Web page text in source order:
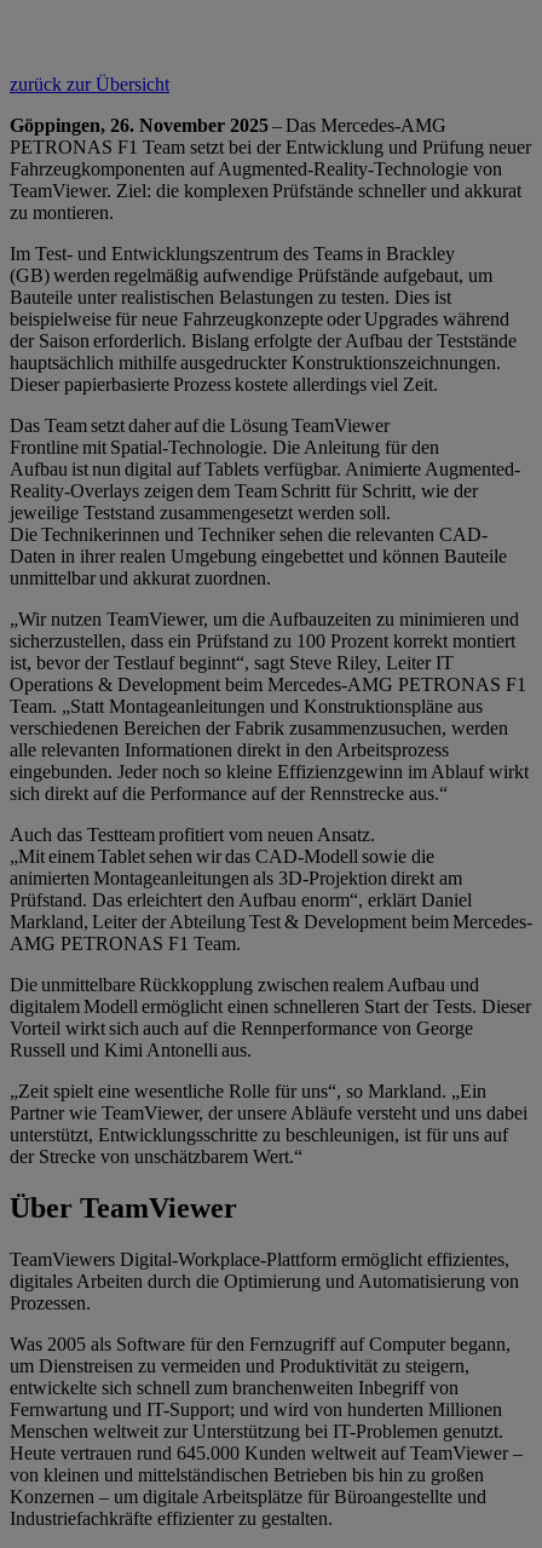
zurück zur Übersicht
Göppingen, 26. November 2025– Das Mercedes-AMG
PETRONAS F1 Team setzt bei der Entwicklung und Prüfung neuer
Fahrzeugkomponenten auf Augmented-Reality-Technologie von
TeamViewer. Ziel: die komplexen Prüfstände schneller und akkurat
zu montieren.
Im Test- und Entwicklungszentrum des Teams in Brackley
(GB) werden regelmäßig aufwendige Prüfstände aufgebaut, um
Bauteile unter realistischen Belastungen zu testen. Dies ist
beispielweise für neue Fahrzeugkonzepte oder Upgrades während
der Saison erforderlich. Bislang erfolgte der Aufbau der Teststände
hauptsächlich mithilfe ausgedruckter Konstruktionszeichnungen.
Dieser papierbasierte Prozess kostete allerdings viel Zeit.
Das Team setzt daher auf die Lösung TeamViewer
Frontline mit Spatial-Technologie. Die Anleitung für den
Aufbau ist nun digital auf Tablets verfügbar. Animierte Augmented-
Reality-Overlays zeigen dem Team Schritt für Schritt, wie der
jeweilige Teststand zusammengesetzt werden soll.
Die Technikerinnen und Techniker sehen die relevanten CAD-
Daten in ihrer realen Umgebung eingebettet und können Bauteile
unmittelbar und akkurat zuordnen.
„Wir nutzen TeamViewer, um die Aufbauzeiten zu minimieren und
sicherzustellen, dass ein Prüfstand zu 100 Prozent korrekt montiert
ist, bevor der Testlauf beginnt“, sagt Steve Riley, Leiter IT
Operations & Development beim Mercedes-AMG PETRONAS F1
Team. „Statt Montageanleitungen und Konstruktionspläne aus
verschiedenen Bereichen der Fabrik zusammenzusuchen, werden
alle relevanten Informationen direkt in den Arbeitsprozess
eingebunden. Jeder noch so kleine Effizienzgewinn im Ablauf wirkt
sich direkt auf die Performance auf der Rennstrecke aus.“
Auch das Testteam profitiert vom neuen Ansatz.
„Mit einem Tablet sehen wir das CAD-Modell sowie die
animierten Montageanleitungen als 3D-Projektion direkt am
Prüfstand. Das erleichtert den Aufbau enorm“, erklärt Daniel
Markland, Leiter der Abteilung Test & Development beim Mercedes-
AMG PETRONAS F1 Team.
Die unmittelbare Rückkopplung zwischen realem Aufbau und
digitalem Modell ermöglicht einen schnelleren Start der Tests. Dieser
Vorteil wirkt sich auch auf die Rennperformance von George
Russell und Kimi Antonelli aus.
„Zeit spielt eine wesentliche Rolle für uns“, so Markland. „Ein
Partner wie TeamViewer, der unsere Abläufe versteht und uns dabei
unterstützt, Entwicklungsschritte zu beschleunigen, ist für uns auf
der Strecke von unschätzbarem Wert.“
Über TeamViewer
TeamViewers Digital-Workplace-Plattform ermöglicht effizientes,
digitales Arbeiten durch die Optimierung und Automatisierung von
Prozessen.
Was 2005 als Software für den Fernzugriff auf Computer begann,
um Dienstreisen zu vermeiden und Produktivität zu steigern,
entwickelte sich schnell zum branchenweiten Inbegriff von
Fernwartung und IT-Support; und wird von hunderten Millionen
Menschen weltweit zur Unterstützung bei IT-Problemen genutzt.
Heute vertrauen rund 645.000 Kunden weltweit auf TeamViewer –
von kleinen und mittelständischen Betrieben bis hin zu großen
Konzernen – um digitale Arbeitsplätze für Büroangestellte und
Industriefachkräfte effizienter zu gestalten.